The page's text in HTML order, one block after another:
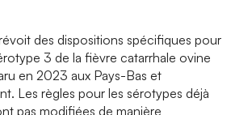
des dispositions spécifiques pour
3 de la fièvre catarrhale ovine
en 2023 aux Pays-Bas et
Les règles pour les sérotypes déjà
pas modifiées de manière